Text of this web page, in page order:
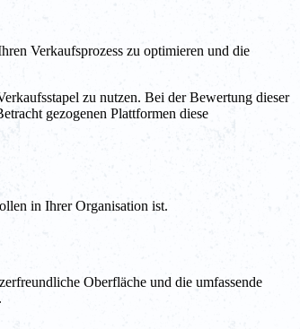
Verkaufsprozess zu optimieren und die
zu nutzen. Bei der Bewertung dieser
gezogenen Plattformen diese
in Ihrer Organisation ist.
Oberfläche und die umfassende